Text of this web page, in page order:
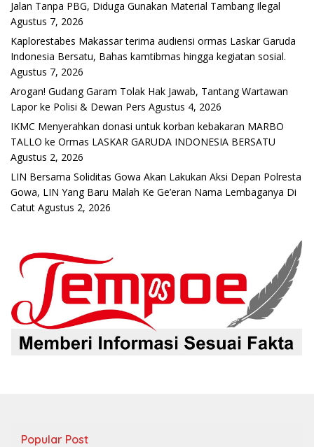
Jalan Tanpa PBG, Diduga Gunakan Material Tambang Ilegal
Agustus 7, 2026
Kaplorestabes Makassar terima audiensi ormas Laskar Garuda
Indonesia Bersatu, Bahas kamtibmas hingga kegiatan sosial.
Agustus 7, 2026
Arogan! Gudang Garam Tolak Hak Jawab, Tantang Wartawan
Lapor ke Polisi & Dewan Pers Agustus 4, 2026
IKMC Menyerahkan donasi untuk korban kebakaran MARBO
TALLO ke Ormas LASKAR GARUDA INDONESIA BERSATU
Agustus 2, 2026
LIN Bersama Soliditas Gowa Akan Lakukan Aksi Depan Polresta
Gowa, LIN Yang Baru Malah Ke Ge’eran Nama Lembaganya Di
Catut Agustus 2, 2026
Popular Post